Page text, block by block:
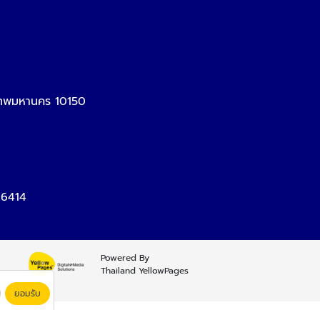
มหานคร 10150
Powered By
Thailand YellowPages
ยอมรับ